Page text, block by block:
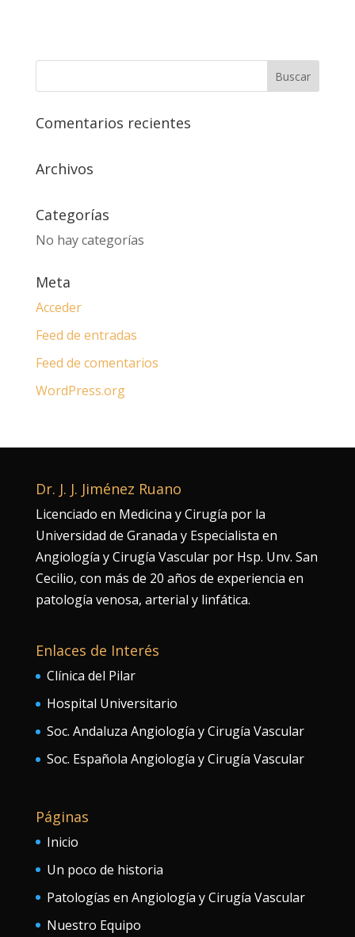
Comentarios recientes
Archivos
Categorías
No hay categorías
Meta
Acceder
Feed de entradas
Feed de comentarios
WordPress.org
Dr. J. J. Jiménez Ruano
Licenciado en Medicina y Cirugía por la
Universidad de Granada y Especialista en
Angiología y Cirugía Vascular por Hsp. Unv. San
Cecilio, con más de 20 años de experiencia en
patología venosa, arterial y linfática.
Enlaces de Interés
Clínica del Pilar
Hospital Universitario
Soc. Andaluza Angiología y Cirugía Vascular
Soc. Española Angiología y Cirugía Vascular
Páginas
Inicio
Un poco de historia
Patologías en Angiología y Cirugía Vascular
Nuestro Equipo